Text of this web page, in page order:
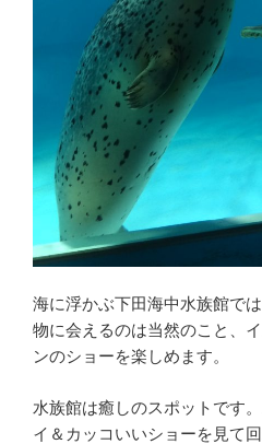
海に浮かぶ下田海中水族館で
物に会えるのは当然のこと、
ンのショーを楽しめます。
水族館は癒しのスポットです
イ＆カッコいいショーを見て